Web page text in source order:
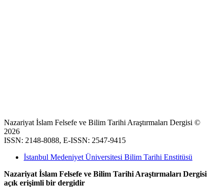
Nazariyat İslam Felsefe ve Bilim Tarihi Araştırmaları Dergisi ©
2026
ISSN: 2148-8088, E-ISSN: 2547-9415
İstanbul Medeniyet Üniversitesi Bilim Tarihi Enstitüsü
Nazariyat İslam Felsefe ve Bilim Tarihi Araştırmaları Dergisi
açık erişimli bir dergidir